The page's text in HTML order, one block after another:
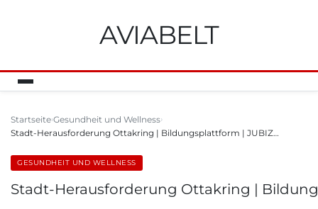
AVIABELT
Startseite Gesundheit und Wellness
Stadt-Herausforderung Ottakring | Bildungsplattform | JUBIZ…
GESUNDHEIT UND WELLNESS
Stadt-Herausforderung Ottakring |